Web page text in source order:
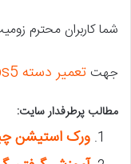
شما کاربران محترم
جهت تعمیر دسته ps5
مطالب پرطرفدار سایت:
ورک استیشن